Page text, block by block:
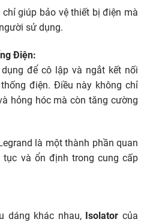
giúp bảo vệ thiết bị điện mà
sử dụng.
Điện:
để cô lập và ngắt kết nối
điện. Điều này không chỉ
hỏng hóc mà còn tăng cường
là một thành phần quan
và ổn định trong cung cấp
dáng khác nhau,Isolator của